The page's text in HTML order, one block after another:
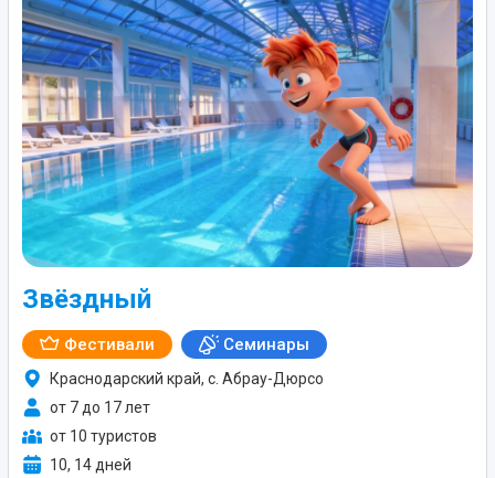
Звёздный
Фестивали Семинары
Краснодарский край, с. Абрау-Дюрсо
от 7 до 17 лет
от 10 туристов
10, 14 дней